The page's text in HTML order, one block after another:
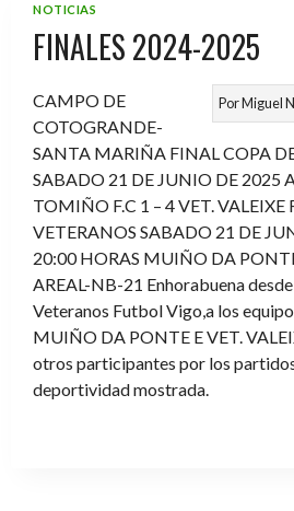
NOTICIAS
FINALES 2024-2025
PorMiguel
CAMPO DE
COTOGRANDE-
SANTA MARIÑA FINAL COPA
SABADO 21 DE JUNIO DE 2025
TOMIÑO F.C 1 – 4 VET. VALEIXE
VETERANOS SABADO 21 DE
20:00 HORAS MUIÑO DA
AREAL-NB-21 Enhorabuena
Veteranos Futbol Vigo,a los
MUIÑO DA PONTE E VET.
otros participantes por los
deportividad mostrada.